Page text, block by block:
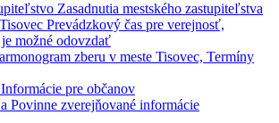
Zasadnutia mestského zastupiteľstva
Prevádzkový čas pre verejnosť,
možné odovzdať
zberu v meste Tisovec, Termíny
Informácie pre občanov
Povinne zverejňované informácie